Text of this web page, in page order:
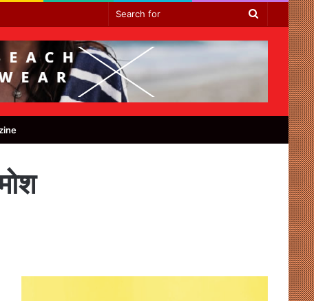
Search
for